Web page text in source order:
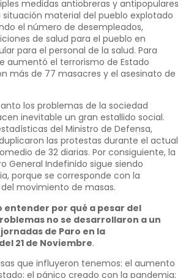
medidas antiobreras y antipopulares
material del pueblo explotado
el número de desempleados,
de salud para el pueblo en
para el personal de la salud. Para
aumentó el terrorismo de Estado
más de 77 masacres y el asesinato de
los problemas de la sociedad
inevitable un gran estallido social.
del Ministro de Defensa,
las protestas durante el actual
de 32 diarias. Por consiguiente, la
General Indefinido sigue siendo
porque se corresponde con la
movimiento de masas.
entender por qué a pesar del
no se desarrollaron a un
de Paro en la
21 de Noviembre.
que influyeron tenemos: el aumento
el pánico creado con la pandemia;